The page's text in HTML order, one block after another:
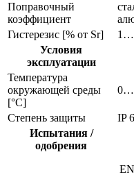
Поправочный
коэффициент
Гистерезис [% от Sr]
Условия
эксплуатации
Температура
окружающей среды
[°C]
Степень защиты
IP
Испытания /
одобрения